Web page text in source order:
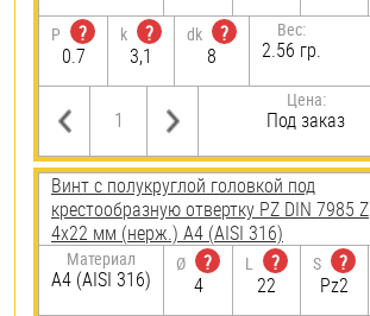
P
?
0.7
k
?
3,1
dk
?
8
Вес:
2.56 гр.
Цена:
Под заказ
Винт с полукруглой головкой под
крестообразную отвертку PZ DIN 7985 Z
4х22 мм (нерж.) A4 (AISI 316)
Материал
A4 (AISI 316)
Ø
?
4
L
?
22
S
?
Pz2